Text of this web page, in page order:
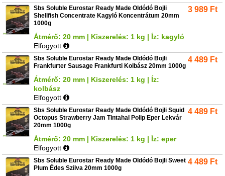
Sbs Soluble Eurostar Ready Made Oldódó Bojli
Shellfish Concentrate Kagyló Koncentrátum 20mm
1000g
Átmérő: 20 mm | Kiszerelés: 1 kg | Íz: kagyló
Elfogyott
3 989 Ft
Sbs Soluble Eurostar Ready Made Oldódó Bojli
Frankfurter Sausage Frankfurti Kolbász 20mm 1000g
Átmérő: 20 mm | Kiszerelés: 1 kg | Íz:
kolbász
Elfogyott
4 489 Ft
Sbs Soluble Eurostar Ready Made Oldódó Bojli Squid
Octopus Strawberry Jam Tintahal Polip Eper Lekvár
20mm 1000g
Átmérő: 20 mm | Kiszerelés: 1 kg | Íz: eper
Elfogyott
4 489 Ft
Sbs Soluble Eurostar Ready Made Oldódó Bojli Sweet
Plum Édes Szilva 20mm 1000g
4 489 Ft